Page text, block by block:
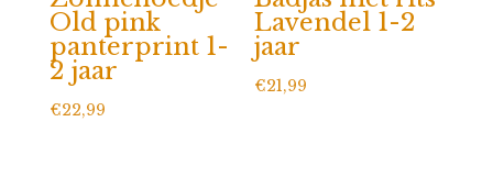
Old pink
panterprint 1-
2 jaar
€22,99
Lavendel 1-2
jaar
€21,99